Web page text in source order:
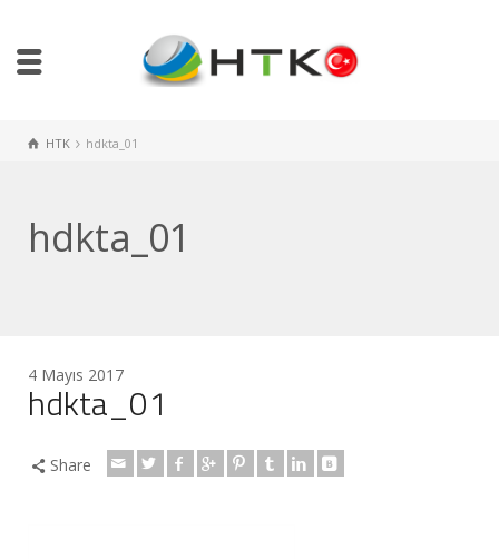
HTK hdkta_01
hdkta_01
4 Mayıs 2017
hdkta_01
Share